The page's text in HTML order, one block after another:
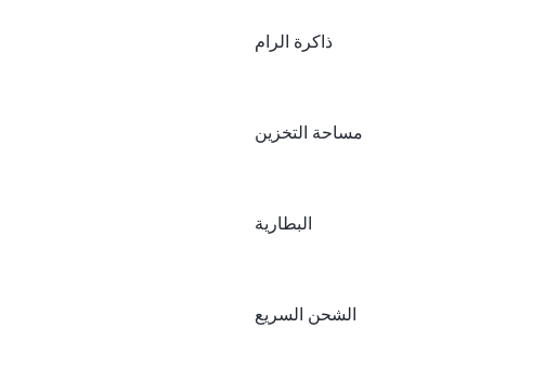
ذاكرة الرام
مساحة التخزين
البطارية
الشحن السريع